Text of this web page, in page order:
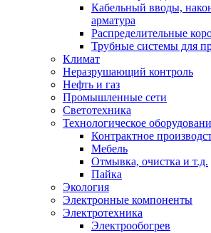
Кабельный вводы,
арматура
Распределительные
Трубные системы для
Климат
Неразрушающий контроль
Нефть и газ
Промышленные сети
Светотехника
Технологическое
Контрактное
Мебель
Отмывка, очистка и т.д.
Пайка
Экология
Электронные компоненты
Электротехника
Электрообогрев